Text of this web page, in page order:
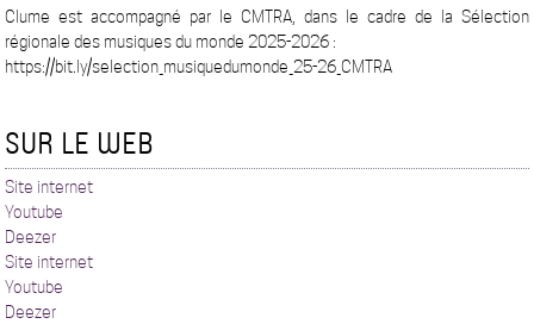
Clume est accompagné par le CMTRA, dans le cadre de la Sélection
régionale des musiques du monde 2025-2026 :
https://bit.ly/selection_musiquedumonde_25-26_CMTRA
SUR LE WEB
Site internet
Youtube
Deezer
Site internet
Youtube
Deezer